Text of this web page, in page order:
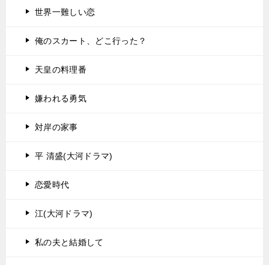
世界一難しい恋
俺のスカート、どこ行った？
天皇の料理番
嫌われる勇気
対岸の家事
平 清盛(大河ドラマ)
恋愛時代
江(大河ドラマ)
私の夫と結婚して